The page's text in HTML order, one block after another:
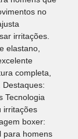
no
irritações.
elastano,
completa,
Tecnologia
irritações
boxer:
para homens